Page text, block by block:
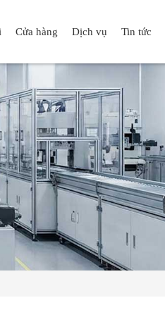
Cửa hàng Dịch vụ Tin tức